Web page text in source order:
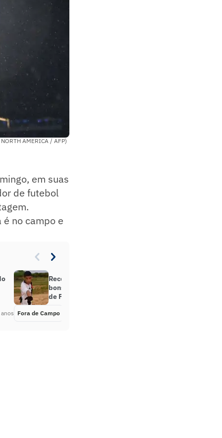
AMERICA / AFP)
em suas
de futebol
no campo e
anos
Receba! Treinador do Íbis vê com
bons olhos a contratação do Luva
de Pedreiro: ‘Seja bem-vindo’
Fora de Campo